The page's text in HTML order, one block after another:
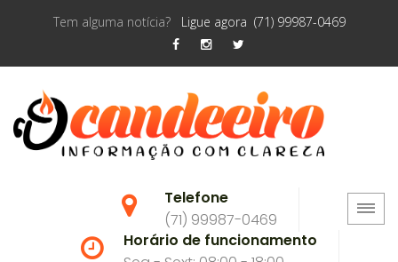
Tem alguma notícia? Ligue agora (71) 99987-0469
Telefone
(71) 99987-0469
Horário de funcionamento